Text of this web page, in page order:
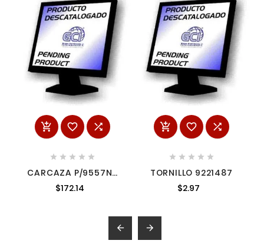
  
    
CARCAZA P/9557NB
4187256 4187256
$172.14
  
    
TORNILLO 9221487
$2.97
 